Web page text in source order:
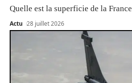
Quelle est la superficie de la France
Actu 28 juillet 2026